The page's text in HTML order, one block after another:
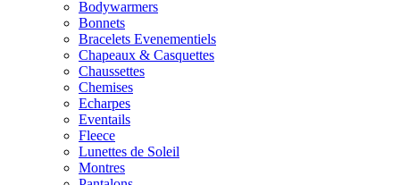
Bodywarmers
Bonnets
Bracelets Evenementiels
Chapeaux & Casquettes
Chaussettes
Chemises
Echarpes
Eventails
Fleece
Lunettes de Soleil
Montres